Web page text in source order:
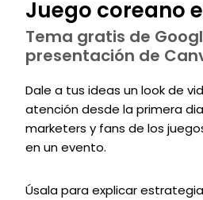
Juego coreano
Tema gratis de
presentación de
Dale a tus ideas un look de
atención desde la primera
marketers y fans de los
en un evento.
Úsala para explicar